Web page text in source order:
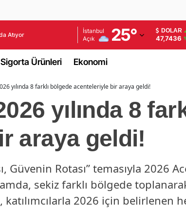
Atıyor
İstanbul
Açık
25°
Adana
Adıyaman
Afyonkarahisar
Ağrı
Amasya
Ankara
Antalya
Artvin
Aydın
Balıkesir
DOLAR
47,7436
Sigorta Ürünleri Ekonomi
yılında 8 farklı bölgede acenteleriyle bir araya geldi!
yılında 8
araya geldi!
Güvenin Rotası” temasıyla 2026
sekiz farklı bölgede
katılımcılarla 2026 için belirlenen